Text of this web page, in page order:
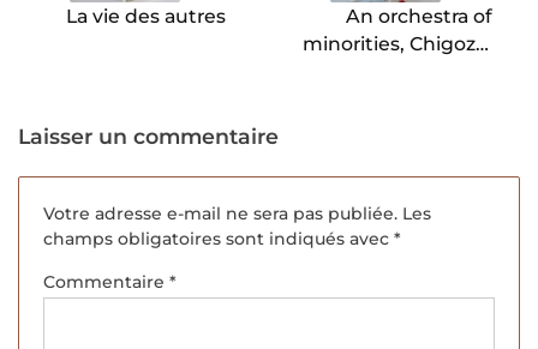
La vie des autres
An orchestra of
minorities, Chigozie
Laisser un commentaire
Votre adresse e-mail ne sera pas publiée. Les
champs obligatoires sont indiqués avec *
Commentaire *